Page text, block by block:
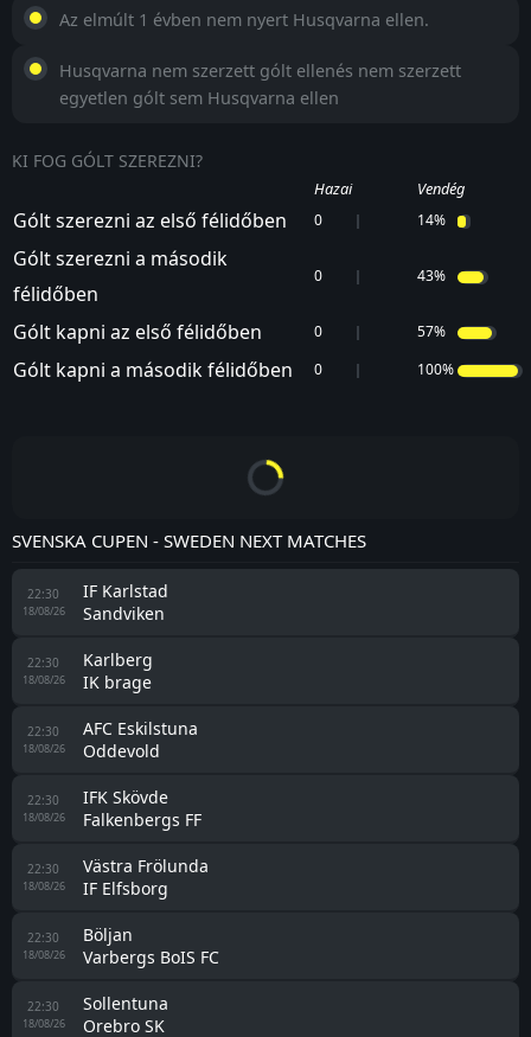
Az elmúlt 1 évben nem nyert Husqvarna ellen.
Husqvarna nem szerzett gólt ellenés nem szerzett
egyetlen gólt sem Husqvarna ellen
KI FOG GÓLT SZEREZNI?
Hazai Vendég
Gólt szerezni az első félidőben 0 14%
Gólt szerezni a második
félidőben
0 43%
Gólt kapni az első félidőben 0 57%
Gólt kapni a második félidőben 0 100%
SVENSKA CUPEN - SWEDEN NEXT MATCHES
22:30
18/08/26
IF Karlstad
Sandviken
22:30
18/08/26
Karlberg
IK brage
22:30
18/08/26
AFC Eskilstuna
Oddevold
22:30
18/08/26
IFK Skövde
Falkenbergs FF
22:30
18/08/26
Västra Frölunda
IF Elfsborg
22:30
18/08/26
Böljan
Varbergs BoIS FC
22:30
18/08/26
Sollentuna
Orebro SK